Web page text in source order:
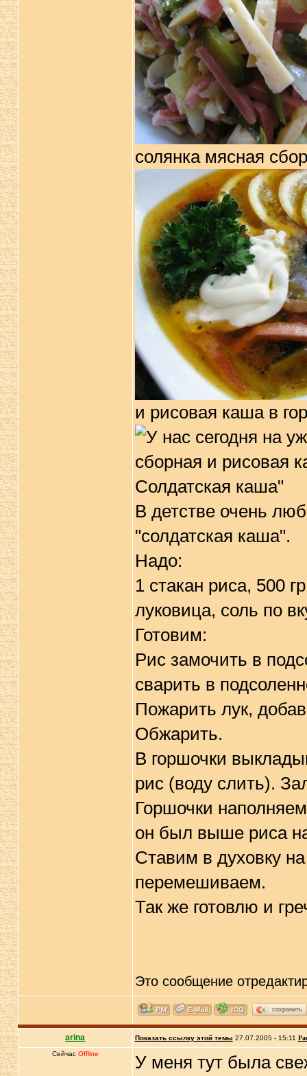
солянка мясная
и рисовая каша в
Солдатская каша"
В детстве очень
"солдатская каша".
Надо:
1 стакан риса, 500
луковица, соль по
Готовим:
Рис замочить в
сварить в
Пожарить лук,
Обжарить.
В горшочки
рис (воду слить).
Горшочки
он был выше риса
Ставим в духовку
перемешиваем.
Так же готовлю и
Это сообщение
сохранить
arina Показать ссылку этой темы 27.07.2005 - 15:11
Сейчас Offline
У меня тут была